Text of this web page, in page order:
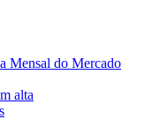
Mensal do Mercado
alta